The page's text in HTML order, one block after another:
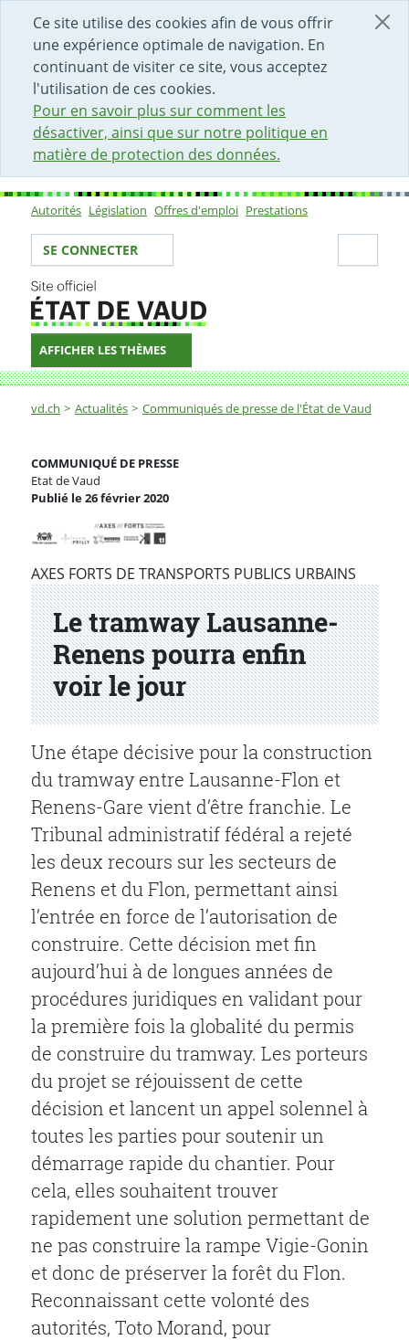
Ce site utilise des cookies afin de vous offrir
une expérience optimale de navigation. En
continuant de visiter ce site, vous acceptez
l'utilisation de ces cookies.
Pour en savoir plus sur comment les
désactiver, ainsi que sur notre politique en
matière de protection des données.
DÉBUT DU CONTENU DE LA PAGE
ACCÈS AU CHAMP DE RECHERCHE
PAGE D'ACCUEIL
FORMULAIRE DE CONTACT
Sous-navigation
Autorités Législation Offres d'emploi Prestations
Votre identité
SE CONNECTER
AFFICHER LES THÈMES
Fil d'Ariane
vd.ch Actualités Communiqués de presse de l'État de Vaud
Le tramway Lausanne-Renens pourra enfin voir le jour
Le tramway Lausanne-
Renens pourra enfin
voir le jour
COMMUNIQUÉ DE PRESSE
Etat de Vaud
Publié le 26 février 2020
Partenaire(s)
AXES FORTS DE TRANSPORTS PUBLICS URBAINS
Une étape décisive pour la construction
du tramway entre Lausanne-Flon et
Renens-Gare vient d’être franchie. Le
Tribunal administratif fédéral a rejeté
les deux recours sur les secteurs de
Renens et du Flon, permettant ainsi
l’entrée en force de l’autorisation de
construire. Cette décision met fin
aujourd’hui à de longues années de
procédures juridiques en validant pour
la première fois la globalité du permis
de construire du tramway. Les porteurs
du projet se réjouissent de cette
décision et lancent un appel solennel à
toutes les parties pour soutenir un
démarrage rapide du chantier. Pour
cela, elles souhaitent trouver
rapidement une solution permettant de
ne pas construire la rampe Vigie-Gonin
et donc de préserver la forêt du Flon.
Reconnaissant cette volonté des
autorités, Toto Morand, pour